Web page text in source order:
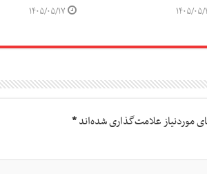
۰۵/۱۷ ۱۴۰۵/۰۵/۱۷
موردنیاز علامت‌گذاری شده‌اند*